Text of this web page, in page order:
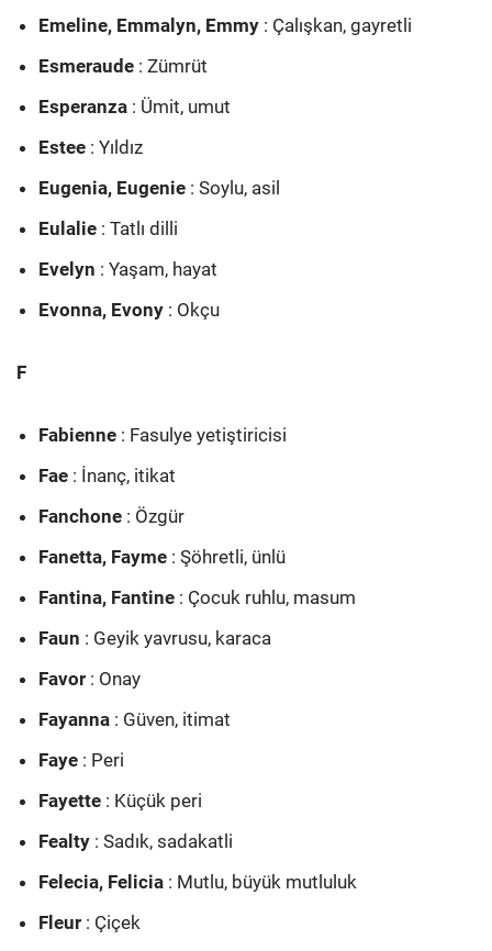
Emeline, Emmalyn, Emmy : Çalışkan, gayretli
Esmeraude : Zümrüt
Esperanza : Ümit, umut
Estee : Yıldız
Eugenia, Eugenie : Soylu, asil
Eulalie : Tatlı dilli
Evelyn : Yaşam, hayat
Evonna, Evony : Okçu
F
Fabienne : Fasulye yetiştiricisi
Fae : İnanç, itikat
Fanchone : Özgür
Fanetta, Fayme : Şöhretli, ünlü
Fantina, Fantine : Çocuk ruhlu, masum
Faun : Geyik yavrusu, karaca
Favor : Onay
Fayanna : Güven, itimat
Faye : Peri
Fayette : Küçük peri
Fealty : Sadık, sadakatli
Felecia, Felicia : Mutlu, büyük mutluluk
Fleur : Çiçek